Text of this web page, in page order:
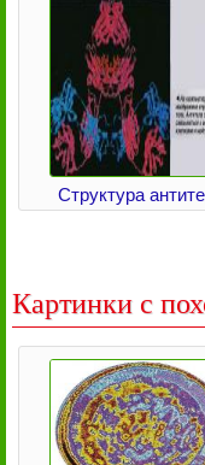
Структура
Картинки с